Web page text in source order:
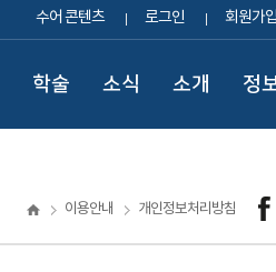
수어 콘텐츠 로그인 회원가입
학술 소식 소개 정
이용안내 개인정보처리방침